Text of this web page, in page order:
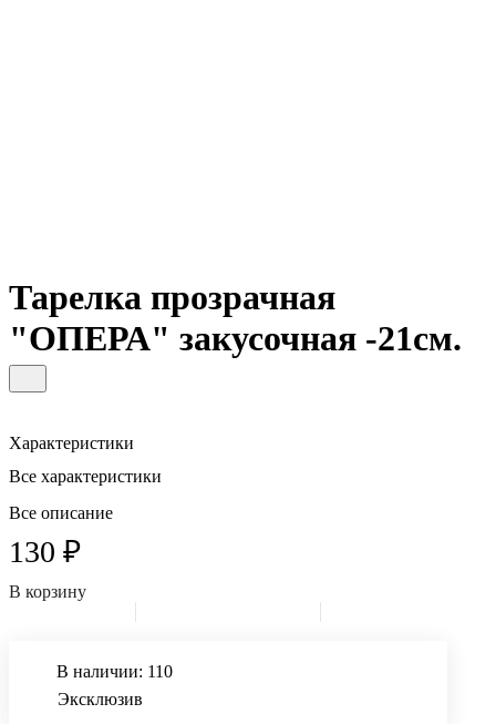
Тарелка прозрачная
"ОПЕРА" закусочная -21см.
Характеристики
Все характеристики
Все описание
130 ₽
В корзину
В наличии: 110
Эксклюзив